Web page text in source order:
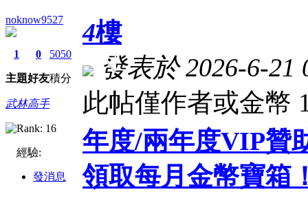
noknow9527
1
主題
0
好友
5050
積分
武林高手
經驗:
發消息
4樓
發表於 2026-6-21
此帖僅作者或金幣
年度/兩年度VIP贊
領取每月金幣寶箱